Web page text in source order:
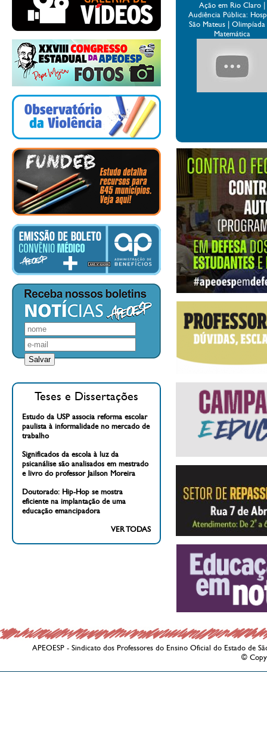
Teses e Dissertações
Estudo da USP associa reforma escolar
paulista à informalidade no mercado de
trabalho
Significados da escola à luz da
psicanálise são analisados em mestrado
e livro do professor Jailson Moreira
Doutorado: Hip-Hop se mostra
eficiente na implantação de uma
educação emancipadora
VER TODAS
Ação em Rio Claro |
Audiência Pública:
São Mateus |
Matemática
APEOESP - Sindicato dos Professores do Ensino Oficial do Estado de
©